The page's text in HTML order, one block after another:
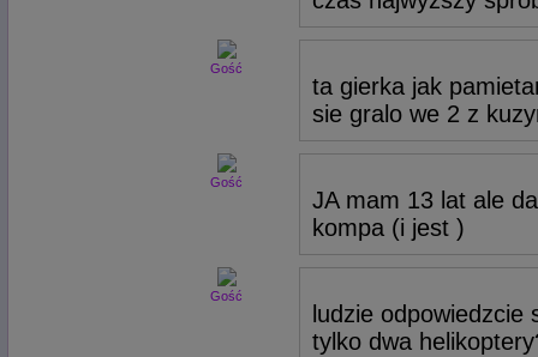
Gość
ta gierka jak
sie gralo we 2 z
Gość
JA mam 13 lat ale
kompa (i jest )
Gość
ludzie odpowiedzcie
tylko dwa